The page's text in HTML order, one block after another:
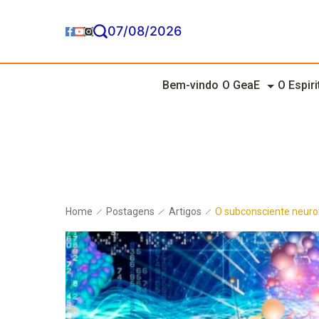
07/08/2026
Bem-vindo O GeaE O
Home Postagens Artigos O subconsciente